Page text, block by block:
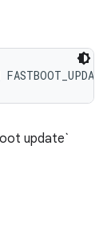
FASTBOOT_UPDATE
update`